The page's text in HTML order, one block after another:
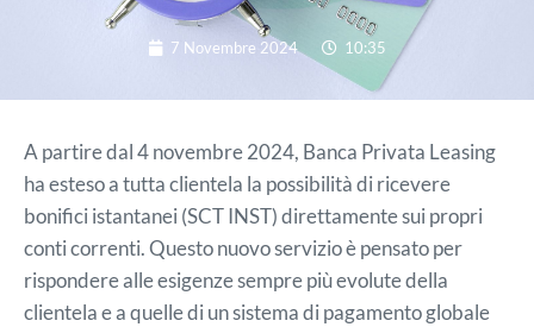
7 Novembre 2024 10:35
A partire dal 4 novembre 2024, Banca Privata Leasing
ha esteso a tutta clientela la possibilità di ricevere
bonifici istantanei (SCT INST) direttamente sui propri
conti correnti. Questo nuovo servizio è pensato per
rispondere alle esigenze sempre più evolute della
clientela e a quelle di un sistema di pagamento globale